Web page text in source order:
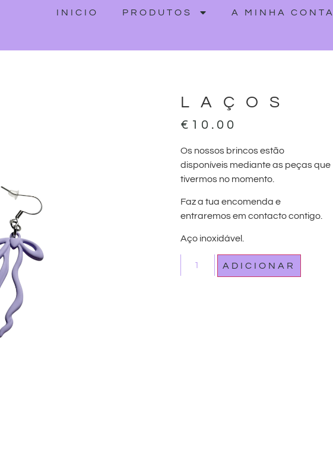
INICIO PRODUTOS A MINHA CONTA
LAÇOS
€ 10.00
Os nossos brincos estão
disponíveis mediante as peças que
tivermos no momento.
Faz a tua encomenda e
entraremos em contacto contigo.
Aço inoxidável.
ADICIONAR